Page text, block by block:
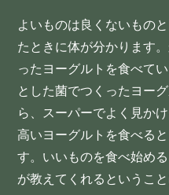
よいものは良くないもの
たときに体が分かります
ったヨーグルトを食べて
とした菌でつくったヨー
ら、スーパーでよく見か
高いヨーグルトを食べる
す。いいものを食べ始め
が教えてくれるというこ